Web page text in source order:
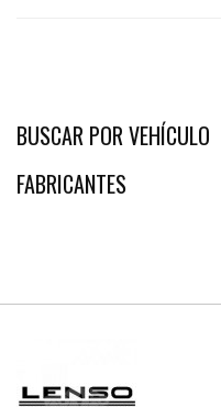
BUSCAR POR VEHÍCULO
FABRICANTES